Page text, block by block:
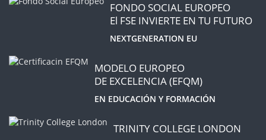
FONDO SOCIAL EUROPEO
El FSE INVIERTE EN TU FUTURO
NEXTGENERATION EU
MODELO EUROPEO
DE EXCELENCIA (EFQM)
EN EDUCACIÓN Y FORMACIÓN
TRINITY COLLEGE LONDON